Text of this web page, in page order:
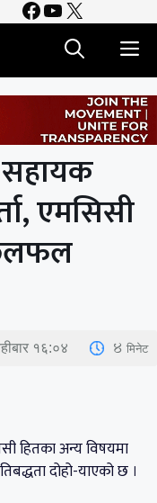
Facebook
YouTube
X
सहायक
एमसिसी
१६:०४ 4 मिनेट
हितका अन्य विषयमा
दोहो-याएको छ ।